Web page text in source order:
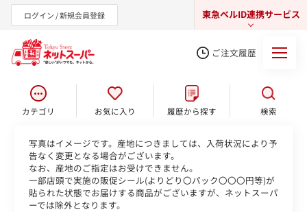
ログイン / 新規会員登録 東急ベルID連携サービス
東急オンラインショップ
ご注文履歴
カテゴリ お気に入り 履歴から探す 検索
写真はイメージです。産地につきましては、入荷状況により予
告なく変更となる場合がございます。
なお、産地のご指定はお受けできません。
一部店頭で実施の販促シール(よりどり〇パック〇〇〇円等)が
貼られた状態でお届けする商品がございますが、ネットスーパ
ーでは除外となります。